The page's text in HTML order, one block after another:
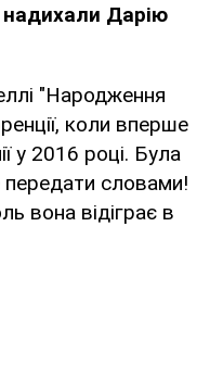
надихали Дарію
"Народження
коли вперше
у 2016 році. Була
словами!
вона відіграє в